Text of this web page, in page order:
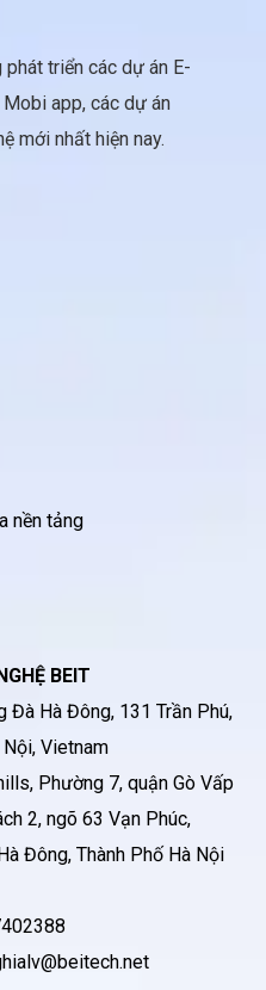
triển các dự án E-
app, các dự án
mới nhất hiện nay.
nền tảng
BEIT
Đà Hà Đông, 131 Trần Phú,
Nội, Vietnam
Phường 7, quận Gò Vấp
2, ngõ 63 Vạn Phúc,
Đông, Thành Phố Hà Nội